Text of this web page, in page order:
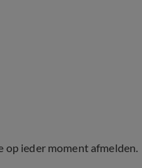
op ieder moment afmelden.